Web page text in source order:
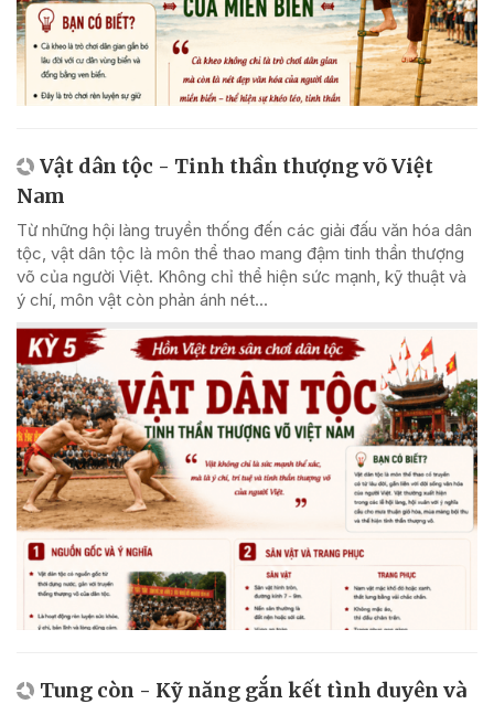
Vật dân tộc - Tinh thần thượng võ Việt
Nam
Từ những hội làng truyền thống đến các giải đấu văn hóa dân
tộc, vật dân tộc là môn thể thao mang đậm tinh thần thượng
võ của người Việt. Không chỉ thể hiện sức mạnh, kỹ thuật và
ý chí, môn vật còn phản ánh nét...
Tung còn - Kỹ năng gắn kết tình duyên và